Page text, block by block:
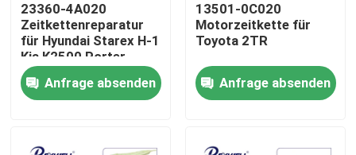
Zu Hause
Produkte
23360-4A020
Zeitkettenreparatur
für Hyundai Starex H-1
Kia K2500 Porter
Sorento
Anfrage absenden
13501-0C020
Motorzeitkette für
Toyota 2TR
Anfrage absenden